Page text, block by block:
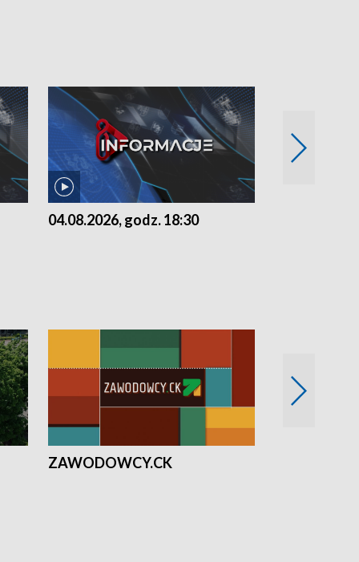
04.08.2026, godz. 18:30
ZAWODOWCY.CK